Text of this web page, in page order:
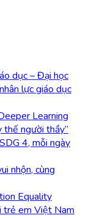
dục – Đại học
lực giáo dục
Learning
người thầy”
4, mỗi ngày
nhộn, cùng
Equality
trẻ em Việt Nam